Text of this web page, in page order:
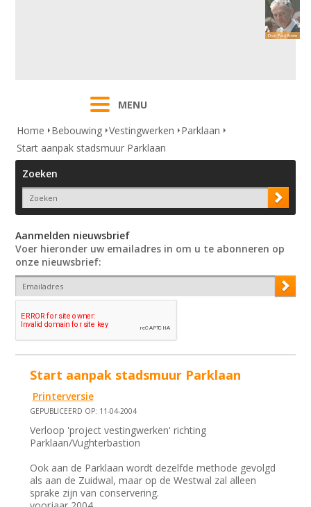
MENU
Home
Bebouwing Vestingwerken
Parklaan
Start aanpak stadsmuur Parklaan
Zoeken
Aanmelden nieuwsbrief
Voer hieronder uw emailadres in om u te abonneren op
onze nieuwsbrief:
Start aanpak stadsmuur Parklaan
Printerversie
GEPUBLICEERD OP: 11-04-2004
Verloop 'project vestingwerken' richting
Parklaan/Vughterbastion
Ook aan de Parklaan wordt dezelfde methode gevolgd
als aan de Zuidwal, maar op de Westwal zal alleen
sprake zijn van conservering.